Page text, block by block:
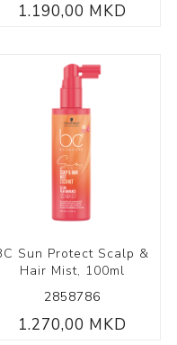
1.190,00 MKD
Sun Protect Scalp &
Hair Mist, 100ml
2858786
1.270,00 MKD